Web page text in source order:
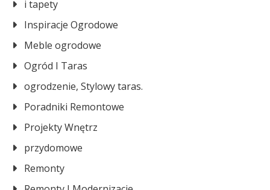
i tapety
Inspiracje Ogrodowe
Meble ogrodowe
Ogród I Taras
ogrodzenie, Stylowy taras.
Poradniki Remontowe
Projekty Wnętrz
przydomowe
Remonty